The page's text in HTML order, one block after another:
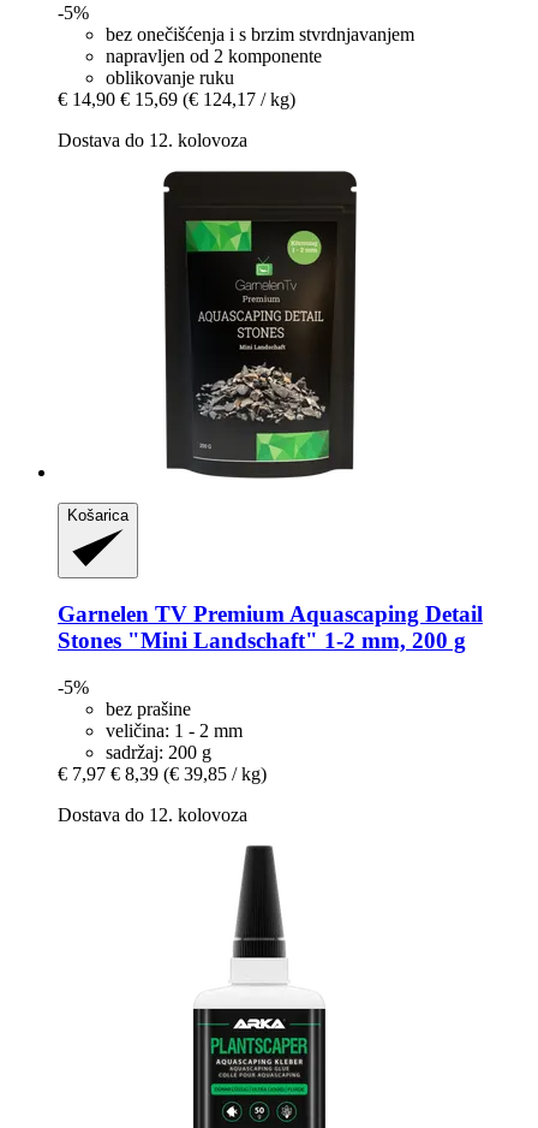
-5%
bez onečišćenja i s brzim stvrdnjavanjem
napravljen od 2 komponente
oblikovanje ruku
€ 14,90 € 15,69 (€ 124,17 / kg)
Dostava do 12. kolovoza
Košarica
Garnelen TV Premium Aquascaping Detail
Stones "Mini Landschaft" 1-​2 mm, 200 g
-5%
bez prašine
veličina: 1 - 2 mm
sadržaj: 200 g
€ 7,97 € 8,39 (€ 39,85 / kg)
Dostava do 12. kolovoza